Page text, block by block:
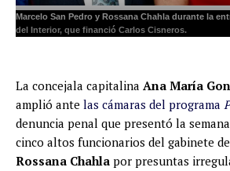
Marcelo San Pedro y Rossana Chahla durante la
del Interior, que financió Carlos Cisneros.
La concejala capitalina Ana María
amplió ante las cámaras del programa
denuncia penal que presentó la
cinco altos funcionarios del gabinete
Rossana Chahla por presuntas